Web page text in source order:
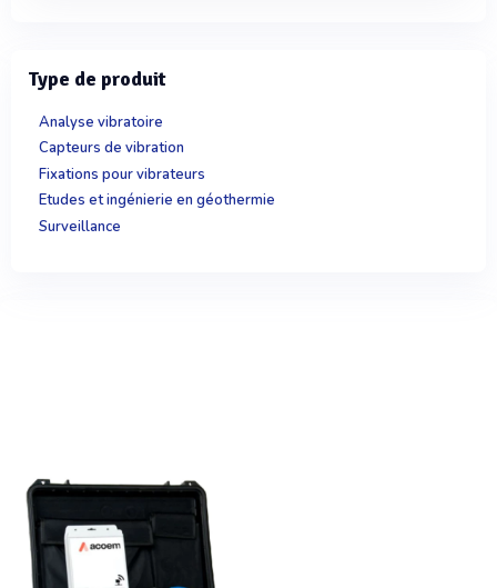
Type de produit
Analyse vibratoire
Capteurs de vibration
Fixations pour vibrateurs
Etudes et ingénierie en géothermie
Surveillance